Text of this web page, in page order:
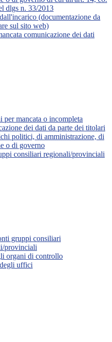
dlgs n. 33/2013
(documentazione da
sul sito web)
comunicazione dei dati
per mancata o incompleta
dei dati da parte dei titolari
politici, di amministrazione, di
o di governo
consiliari regionali/provinciali
gruppi consiliari
provinciali
organi di controllo
uffici